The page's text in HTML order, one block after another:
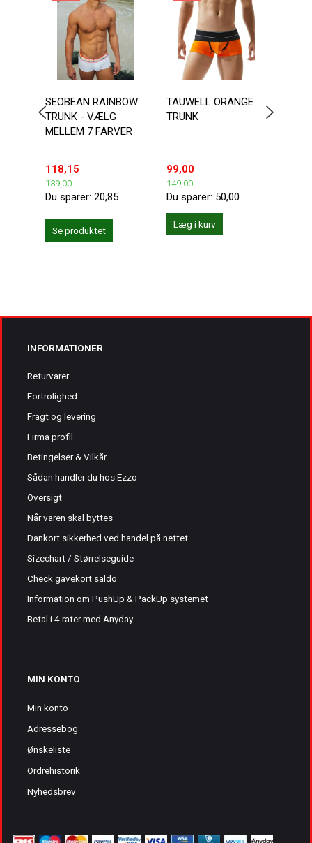
SEOBEAN RAINBOW
TRUNK - VÆLG
MELLEM 7 FARVER
118,15
139,00
Du sparer: 20,85
Se produktet
TAUWELL ORANGE
TRUNK
99,00
149,00
Du sparer: 50,00
Læg i kurv
INFORMATIONER
Returvarer
Fortrolighed
Fragt og levering
Firma profil
Betingelser & Vilkår
Sådan handler du hos Ezzo
Oversigt
Når varen skal byttes
Dankort sikkerhed ved handel på nettet
Sizechart / Størrelseguide
Check gavekort saldo
Information om PushUp & PackUp systemet
Betal i 4 rater med Anyday
MIN KONTO
Min konto
Adressebog
Ønskeliste
Ordrehistorik
Nyhedsbrev